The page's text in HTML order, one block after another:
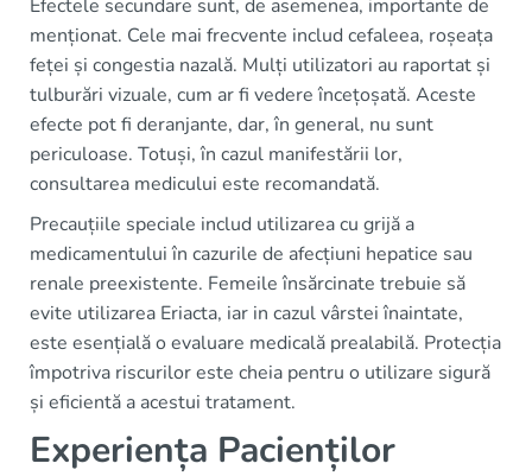
Efectele secundare sunt, de asemenea, importante de
menționat. Cele mai frecvente includ cefaleea, roșeața
feței și congestia nazală. Mulți utilizatori au raportat și
tulburări vizuale, cum ar fi vedere încețoșată. Aceste
efecte pot fi deranjante, dar, în general, nu sunt
periculoase. Totuși, în cazul manifestării lor,
consultarea medicului este recomandată.
Precauțiile speciale includ utilizarea cu grijă a
medicamentului în cazurile de afecțiuni hepatice sau
renale preexistente. Femeile însărcinate trebuie să
evite utilizarea Eriacta, iar in cazul vârstei înaintate,
este esențială o evaluare medicală prealabilă. Protecția
împotriva riscurilor este cheia pentru o utilizare sigură
și eficientă a acestui tratament.
Experiența Pacienților